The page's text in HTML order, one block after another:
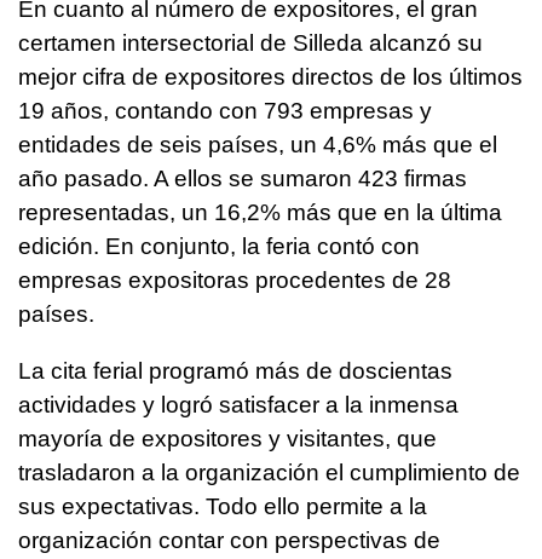
En cuanto al número de expositores, el gran
certamen intersectorial de Silleda alcanzó su
mejor cifra de expositores directos de los últimos
19 años, contando con 793 empresas y
entidades de seis países, un 4,6% más que el
año pasado. A ellos se sumaron 423 firmas
representadas, un 16,2% más que en la última
edición. En conjunto, la feria contó con
empresas expositoras procedentes de 28
países.
La cita ferial programó más de doscientas
actividades y logró satisfacer a la inmensa
mayoría de expositores y visitantes, que
trasladaron a la organización el cumplimiento de
sus expectativas. Todo ello permite a la
organización contar con perspectivas de